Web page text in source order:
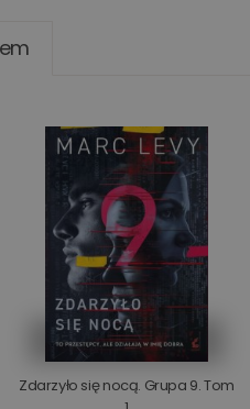
Zdarzyło się nocą. Grupa 9. Tom